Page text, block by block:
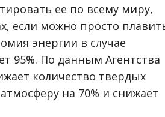
ее по всему миру,
если можно просто
энергии в случае
95%. По данным Агентства
количество твердых
на 70% и снижает